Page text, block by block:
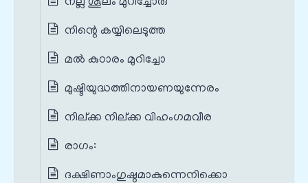
നല്ല ശൂലം മുറിച്ചോരു
നിന്റെ കയ്യിലെടുത്ത
മൽ കുഠാരം മുറിച്ചോ
മുഷ്ടിയുദ്ധത്തിനായണയുന്നേരം
നില്ക്ക നില്ക്ക വിഹം‌ഗമവീര
രാഗം:
ദക്ഷിണാംഗുഷ്ഠമാകുന്നെനിക്കൊ